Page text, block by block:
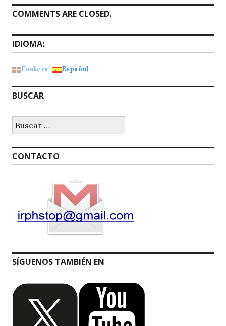
COMMENTS ARE CLOSED.
IDIOMA:
Euskera Español
BUSCAR
CONTACTO
SÍGUENOS TAMBIÉN EN